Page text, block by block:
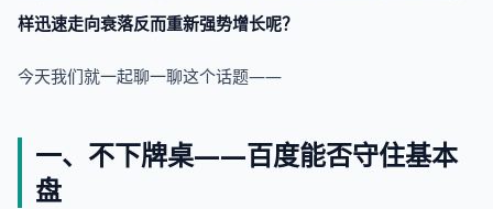
样迅速走向衰落反而重新强势增长呢？
今天我们就一起聊一聊这个话题——
一、不下牌桌——百度能否守住基本
盘